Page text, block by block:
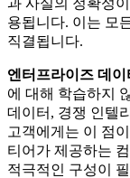
용됩니다. 이는 모
직결됩니다.
엔터프라이즈 데이
에 대해 학습하지
데이터, 경쟁 인텔
고객에게는 이 점
티어가 제공하는
적극적인 구성이